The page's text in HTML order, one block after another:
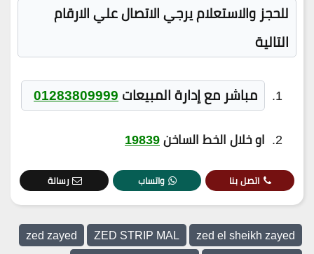
للحجز والاستعلام يرجي الاتصال علي الارقام
التالية
مباشر معإدارة المبيعات01283809999
او خلال الخط الساخن19839
اتصل بنا واتساب رسالة
zed el sheikh zayed
ZED STRIP MAL
zed zayed